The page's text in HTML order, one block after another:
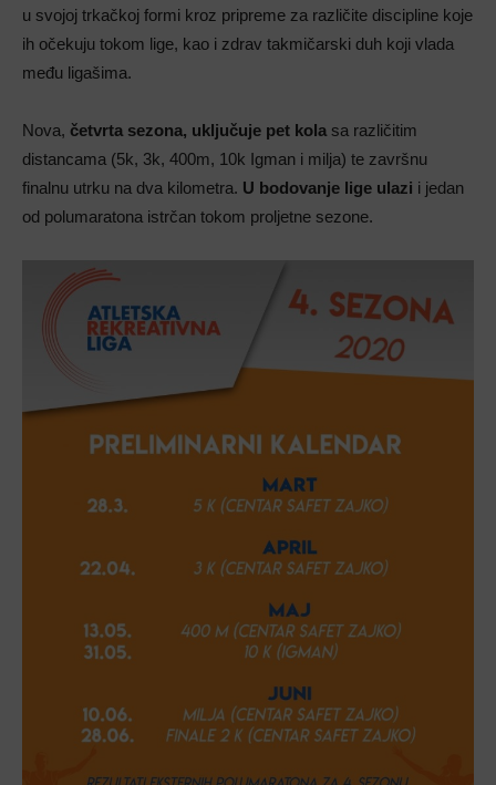
u svojoj trkačkoj formi kroz pripreme za različite discipline koje
ih očekuju tokom lige, kao i zdrav takmičarski duh koji vlada
među ligašima.
Nova, četvrta sezona, uključuje pet kola sa različitim
distancama (5k, 3k, 400m, 10k Igman i milja) te završnu
finalnu utrku na dva kilometra. U bodovanje lige ulazi i jedan
od polumaratona istrčan tokom proljetne sezone.